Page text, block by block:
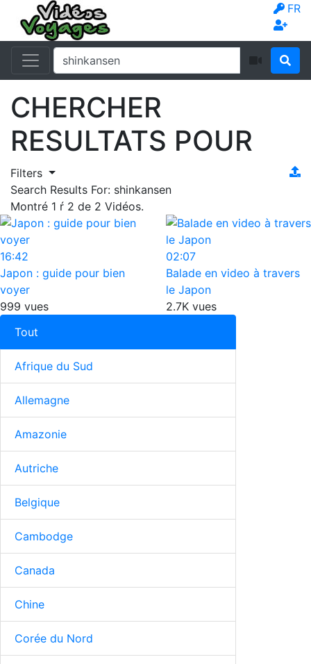
FR
CHERCHER
RESULTATS POUR
Filters
Search Results For: shinkansen
Montré 1 ŕ 2 de 2 Vidéos.
16:42
Japon : guide pour bien
voyer
999 vues
02:07
Balade en video à travers
le Japon
2.7K vues
Tout
Afrique du Sud
Allemagne
Amazonie
Autriche
Belgique
Cambodge
Canada
Chine
Corée du Nord